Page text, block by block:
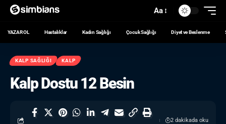
Aa
YAZAR OL Hastalıklar Kadın Sağlığı Çocuk Sağlığı Diyet ve Beslenme
KALP SAĞLIĞI KALP
Kalp Dostu 12 Besin
2 dakikada oku